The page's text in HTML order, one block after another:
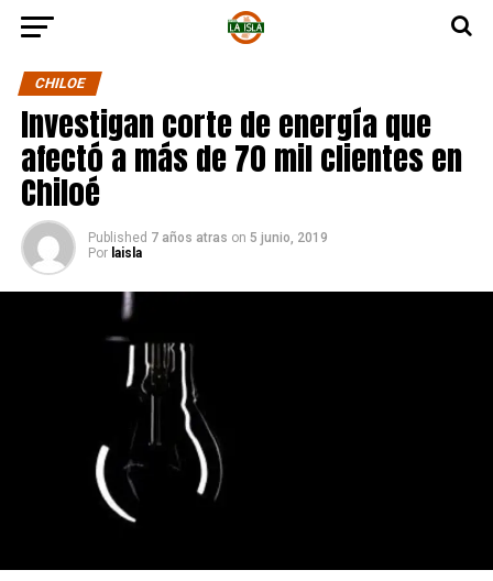
CHILOE
Investigan corte de energía que
afectó a más de 70 mil clientes en
Chiloé
Published 7 años atras on 5 junio, 2019
Por laisla